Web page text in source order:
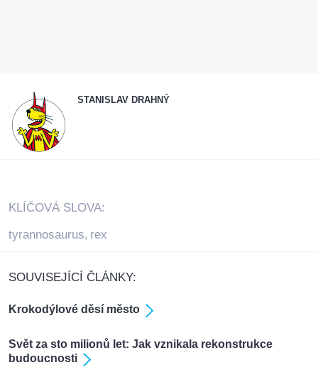
STANISLAV DRAHNÝ
KLÍČOVÁ SLOVA:
tyrannosaurus, rex
SOUVISEJÍCÍ ČLÁNKY:
Krokodýlové děsí město
Svět za sto milionů let: Jak vznikala rekonstrukce
budoucnosti